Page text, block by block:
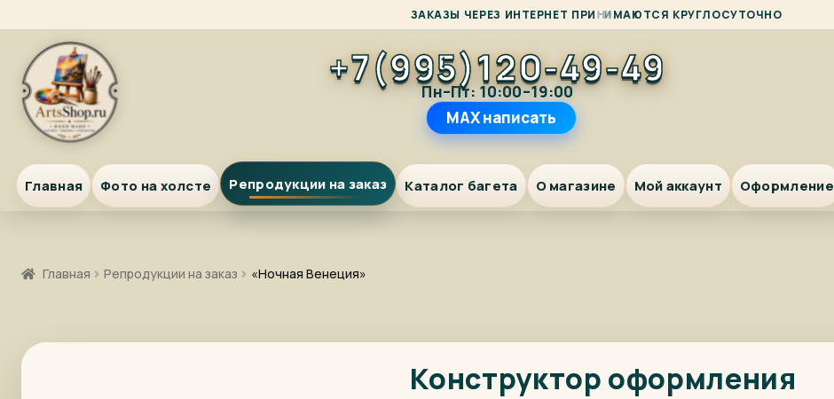
ЗАКАЗЫ ЧЕРЕЗ ИНТЕРНЕТ ПРИНИМАЮТСЯ КРУГЛОСУТОЧНО
Перейти
к
навигации
Перейти
к
содержимому
+7(995)120-49-49
Пн–Пт: 10:00–19:00
MAX написать
Главная Фото на холсте Репродукции на заказ Каталог багета О магазине Мой аккаунт Оформление
Главная Репродукции на заказ «Ночная Венеция»
Конструктор оформления